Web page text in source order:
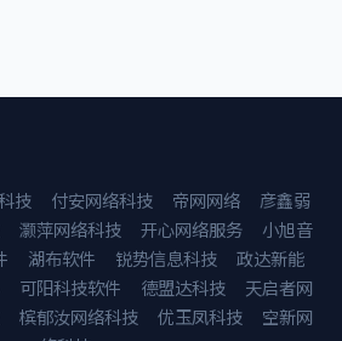
技 付安网络科技 帝网网络
彦鑫弱
灏萍网络科技 开心网络服务
小旭音
湖布软件 锐势信息科技
政达新能
可阳科技软件 德盟达科技
天启者网
槟郁汝网络科技 优玉凤科技
空新网